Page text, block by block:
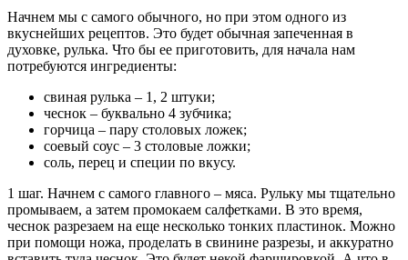
Начнем мы с самого обычного, но при этом одного из
вкуснейших рецептов. Это будет обычная запеченная в
духовке, рулька. Что бы ее приготовить, для начала нам
потребуются ингредиенты:
свиная рулька – 1, 2 штуки;
чеснок – буквально 4 зубчика;
горчица – пару столовых ложек;
соевый соус – 3 столовые ложки;
соль, перец и специи по вкусу.
1 шаг. Начнем с самого главного – мяса. Рульку мы тщательно
промываем, а затем промокаем салфетками. В это время,
чеснок разрезаем на еще несколько тонких пластинок. Можно
при помощи ножа, проделать в свинине разрезы, и аккуратно